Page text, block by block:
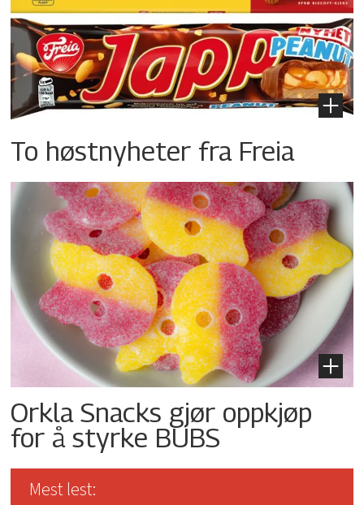
To høstnyheter fra Freia
Orkla Snacks gjør oppkjøp
for å styrke BUBS
Mest lest: